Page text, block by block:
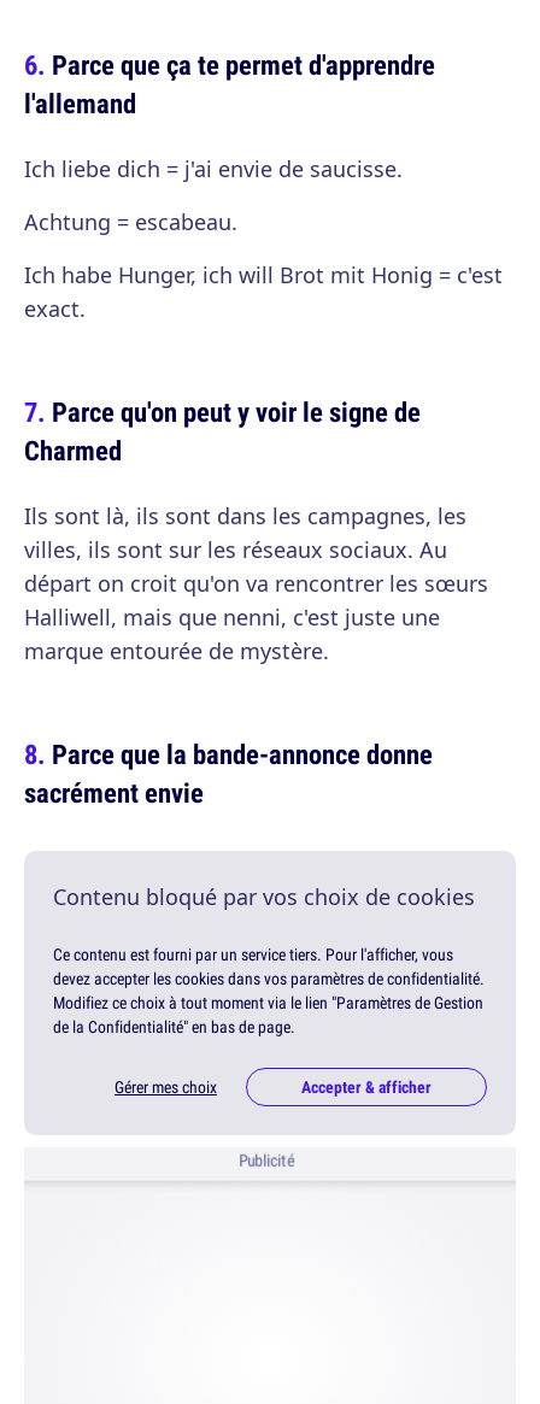
Parce que ça te permet d'apprendre
l'allemand
Ich liebe dich = j'ai envie de saucisse.
Achtung = escabeau.
Ich habe Hunger, ich will Brot mit Honig = c'est
exact.
Parce qu'on peut y voir le signe de
Charmed
Ils sont là, ils sont dans les campagnes, les
villes, ils sont sur les réseaux sociaux. Au
départ on croit qu'on va rencontrer les sœurs
Halliwell, mais que nenni, c'est juste une
marque entourée de mystère.
Parce que la bande-annonce donne
sacrément envie
Contenu bloqué par vos choix de cookies
Ce contenu est fourni par un service tiers. Pour l'afficher, vous
devez accepter les cookies dans vos paramètres de confidentialité.
Modifiez ce choix à tout moment via le lien "Paramètres de Gestion
de la Confidentialité" en bas de page.
Gérer mes choix Accepter & afficher
Publicité